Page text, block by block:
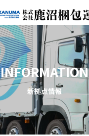
INFORMATION
新拠点情報